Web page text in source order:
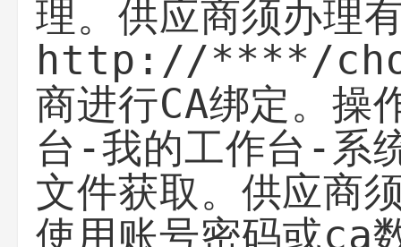
理。供应商须办理
http://****/
商进行CA绑定。操
台-我的工作台-系
文件获取。供应商
使用账号密码或ca